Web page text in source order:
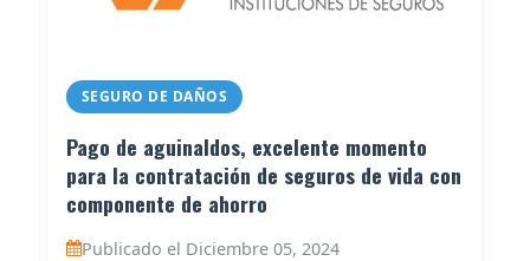
SEGURO DE DAÑOS
Pago de aguinaldos, excelente momento
para la contratación de seguros de vida con
componente de ahorro
Publicado el Diciembre 05, 2024